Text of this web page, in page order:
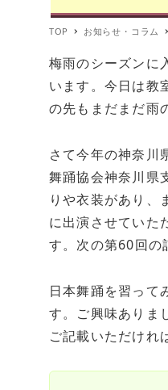
TOP お知らせ・コラム
梅雨のシーズンに
います。今日は教
の先もまだまだ雨
さて今年の神奈川
舞踊協会神奈川県
りや衣装があり、
に出演させていた
す。次の第60回の
日本舞踊を習って
す。ご興味ありま
ご記載いただけれ